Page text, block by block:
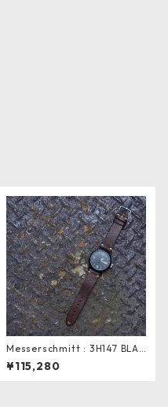
Messerschmitt : 3H147 BLAC
K . Hunter brown
¥115,280